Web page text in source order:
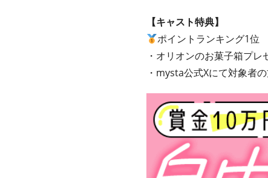
【キャスト特典】
ポイントランキング1位
・オリオンのお菓子箱プレ
・mysta公式Xにて対象者